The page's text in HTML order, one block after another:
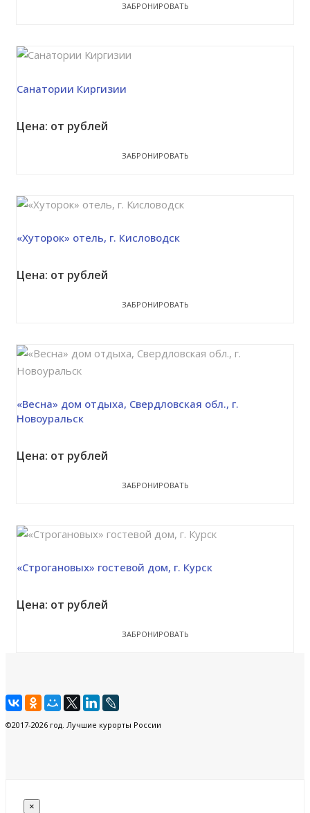
ЗАБРОНИРОВАТЬ
Санатории Киргизии
Цена: от рублей
ЗАБРОНИРОВАТЬ
«Хуторок» отель, г. Кисловодск
Цена: от рублей
ЗАБРОНИРОВАТЬ
«Весна» дом отдыха, Свердловская обл., г.
Новоуральск
Цена: от рублей
ЗАБРОНИРОВАТЬ
«Строгановых» гостевой дом, г. Курск
Цена: от рублей
ЗАБРОНИРОВАТЬ
©2017-2026 год. Лучшие курорты России
×